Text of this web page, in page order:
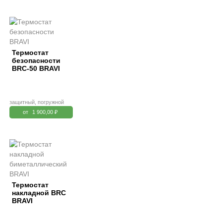
Термостат
безопасности
BRC-50 BRAVI
защитный, погружной
от
1 900,00 ₽
Термостат
накладной BRC
BRAVI